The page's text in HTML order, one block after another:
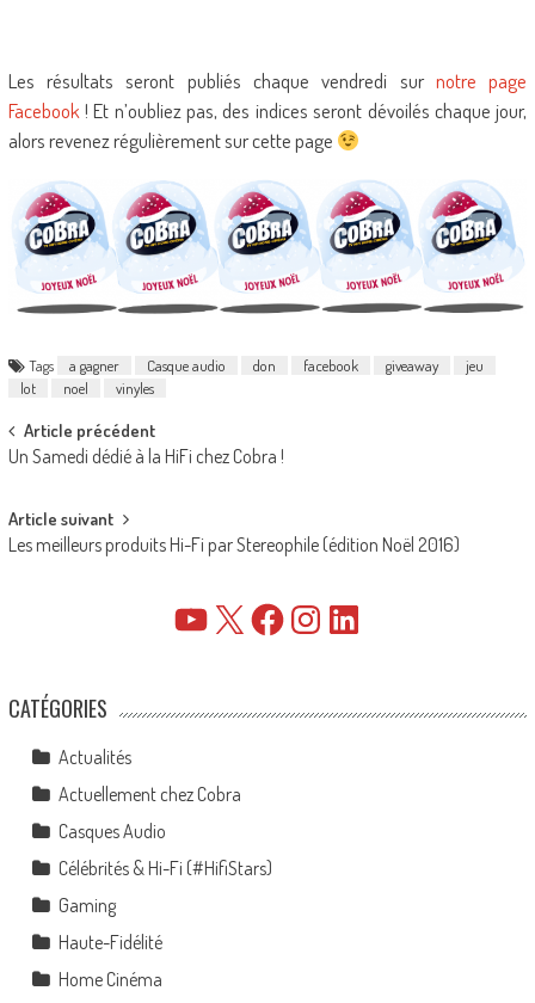
Les résultats seront publiés chaque vendredi sur notre page
Facebook ! Et n’oubliez pas, des indices seront dévoilés chaque jour,
alors revenez régulièrement sur cette page
Tags a gagner Casque audio don facebook giveaway
jeu
lot
noel vinyles
Post
navigation
Article précédent
Un Samedi dédié à la HiFi chez Cobra !
Article suivant
Les meilleurs produits Hi-Fi par Stereophile (édition Noël 2016)
YouTube FacebookInstagramLinkedIn
CATÉGORIES
Actualités
Actuellement chez Cobra
Casques Audio
Célébrités & Hi-Fi (#HifiStars)
Gaming
Haute-Fidélité
Home Cinéma